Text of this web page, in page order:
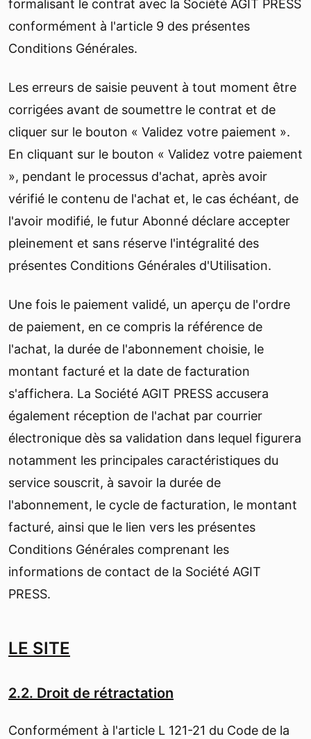
formalisant le contrat avec la Société AGIT PRESS
conformément à l'article 9 des présentes
Conditions Générales.
Les erreurs de saisie peuvent à tout moment être
corrigées avant de soumettre le contrat et de
cliquer sur le bouton « Validez votre paiement ».
En cliquant sur le bouton « Validez votre paiement
», pendant le processus d'achat, après avoir
vérifié le contenu de l'achat et, le cas échéant, de
l'avoir modifié, le futur Abonné déclare accepter
pleinement et sans réserve l'intégralité des
présentes Conditions Générales d'Utilisation.
Une fois le paiement validé, un aperçu de l'ordre
de paiement, en ce compris la référence de
l'achat, la durée de l'abonnement choisie, le
montant facturé et la date de facturation
s'affichera. La Société AGIT PRESS accusera
également réception de l'achat par courrier
électronique dès sa validation dans lequel figurera
notamment les principales caractéristiques du
service souscrit, à savoir la durée de
l'abonnement, le cycle de facturation, le montant
facturé, ainsi que le lien vers les présentes
Conditions Générales comprenant les
informations de contact de la Société AGIT
PRESS.
LE SITE
2.2. Droit de rétractation
Conformément à l'article L 121-21 du Code de la